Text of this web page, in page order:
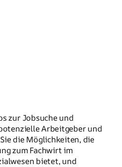
zur Jobsuche und
Arbeitgeber und
die Möglichkeiten, die
zum Fachwirt im
bietet, und